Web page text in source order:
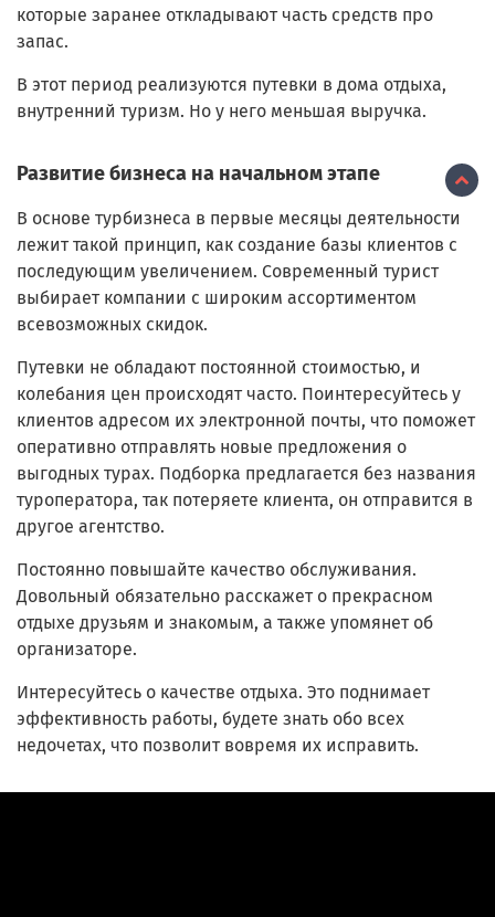
которые заранее откладывают часть средств про
запас.
В этот период реализуются путевки в дома отдыха,
внутренний туризм. Но у него меньшая выручка.
Развитие бизнеса на начальном этапе
В основе турбизнеса в первые месяцы деятельности
лежит такой принцип, как создание базы клиентов с
последующим увеличением. Современный турист
выбирает компании с широким ассортиментом
всевозможных скидок.
Путевки не обладают постоянной стоимостью, и
колебания цен происходят часто. Поинтересуйтесь у
клиентов адресом их электронной почты, что поможет
оперативно отправлять новые предложения о
выгодных турах. Подборка предлагается без названия
туроператора, так потеряете клиента, он отправится в
другое агентство.
Постоянно повышайте качество обслуживания.
Довольный обязательно расскажет о прекрасном
отдыхе друзьям и знакомым, а также упомянет об
организаторе.
Интересуйтесь о качестве отдыха. Это поднимает
эффективность работы, будете знать обо всех
недочетах, что позволит вовремя их исправить.